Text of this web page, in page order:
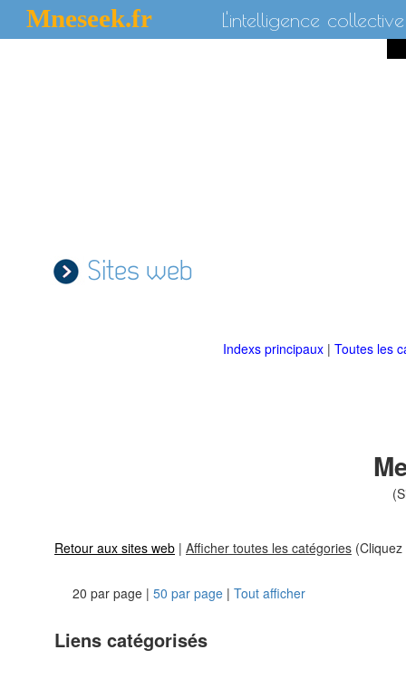
Mneseek.fr L'intelligence collective
Sites web
Indexs principaux | Toutes les
Retour aux sites web | Afficher toutes les catégories
20 par page | 50 par page | Tout afficher
Liens catégorisés